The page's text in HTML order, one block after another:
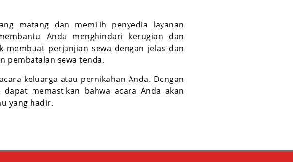
matang dan memilih penyedia layanan
Anda menghindari kerugian dan
membuat perjanjian sewa dengan jelas dan
pembatalan sewa tenda.
keluarga atau pernikahan Anda. Dengan
memastikan bahwa acara Anda akan
yang hadir.